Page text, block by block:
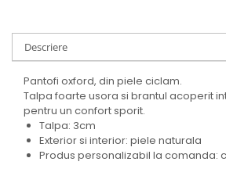
Descriere
Pantofi oxford, din piele ciclam.
Talpa foarte usora si brantul acoperit
pentru un confort sporit.
Talpa: 3cm
Exterior si interior: piele naturala
Produs personalizabil la comanda: